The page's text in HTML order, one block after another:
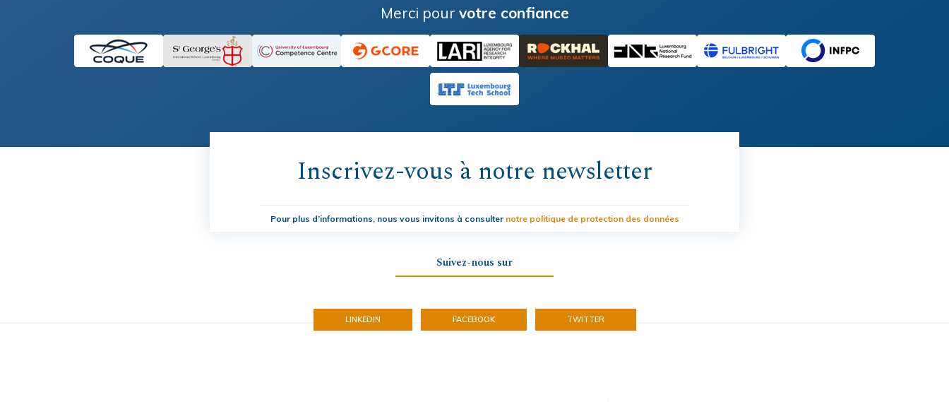
Merci pour votre confiance
Inscrivez-vous à notre newsletter
Pour plus d’informations, nous vous invitons à consulter notre politique de protection des données
Suivez-nous sur
LINKEDIN FACEBOOK TWITTER